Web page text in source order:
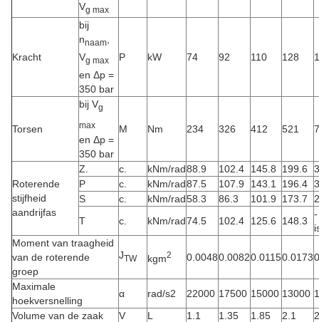
Vg max
Kracht
bij
nnaam
Vg max
en Δp =
350 bar
P kW 74 92 110 128
Torsen
bij Vg
max
en Δp =
350 bar
M Nm 234 326 412 521
Roterende
stijfheid
aandrijfas
Z. c. kNm/rad88.9 102.4 145.8 199.6
P
c. kNm/rad87.5 107.9 143.1 196.4
S
c. kNm/rad58.3 86.3 101.9 173.7
T
c. kNm/rad74.5 102.4 125.6 148.3
-
Moment van traagheid
van de roterende
groep
JTW kgm2 0.00480.00820.01150.0173
Maximale
hoekversnelling
α rad/s2 22000 17500 15000 13000
Volume van de zaak
V L 1.1 1.35 1.85 2.1